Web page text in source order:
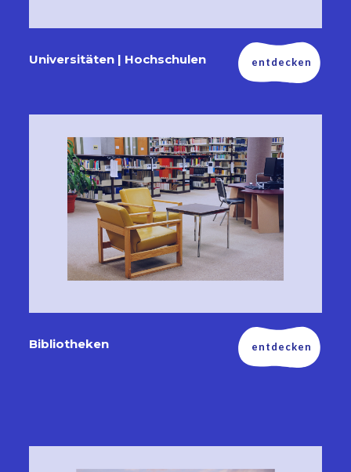
Universitäten | Hochschulen entdecken
Bibliotheken entdecken